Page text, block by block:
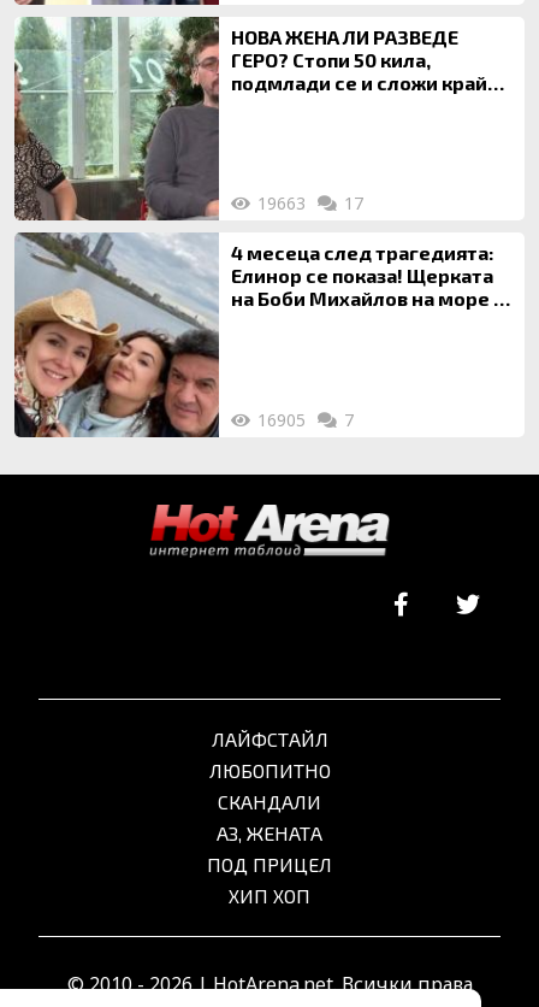
НОВА ЖЕНА ЛИ РАЗВЕДЕ
ГЕРО? Стопи 50 кила,
подмлади се и сложи край
19663 17
4 месеца след трагедията:
Елинор се показа! Щерката
на Боби Михайлов на море с
16905 7
ЛАЙФСТАЙЛ
ЛЮБОПИТНО
СКАНДАЛИ
АЗ, ЖЕНАТА
ПОД ПРИЦЕЛ
ХИП ХОП
© 2010 - 2026 | HotArena.net. Всички права